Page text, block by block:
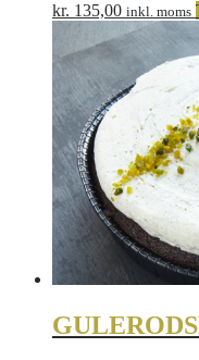
kr. 135,00 inkl. moms